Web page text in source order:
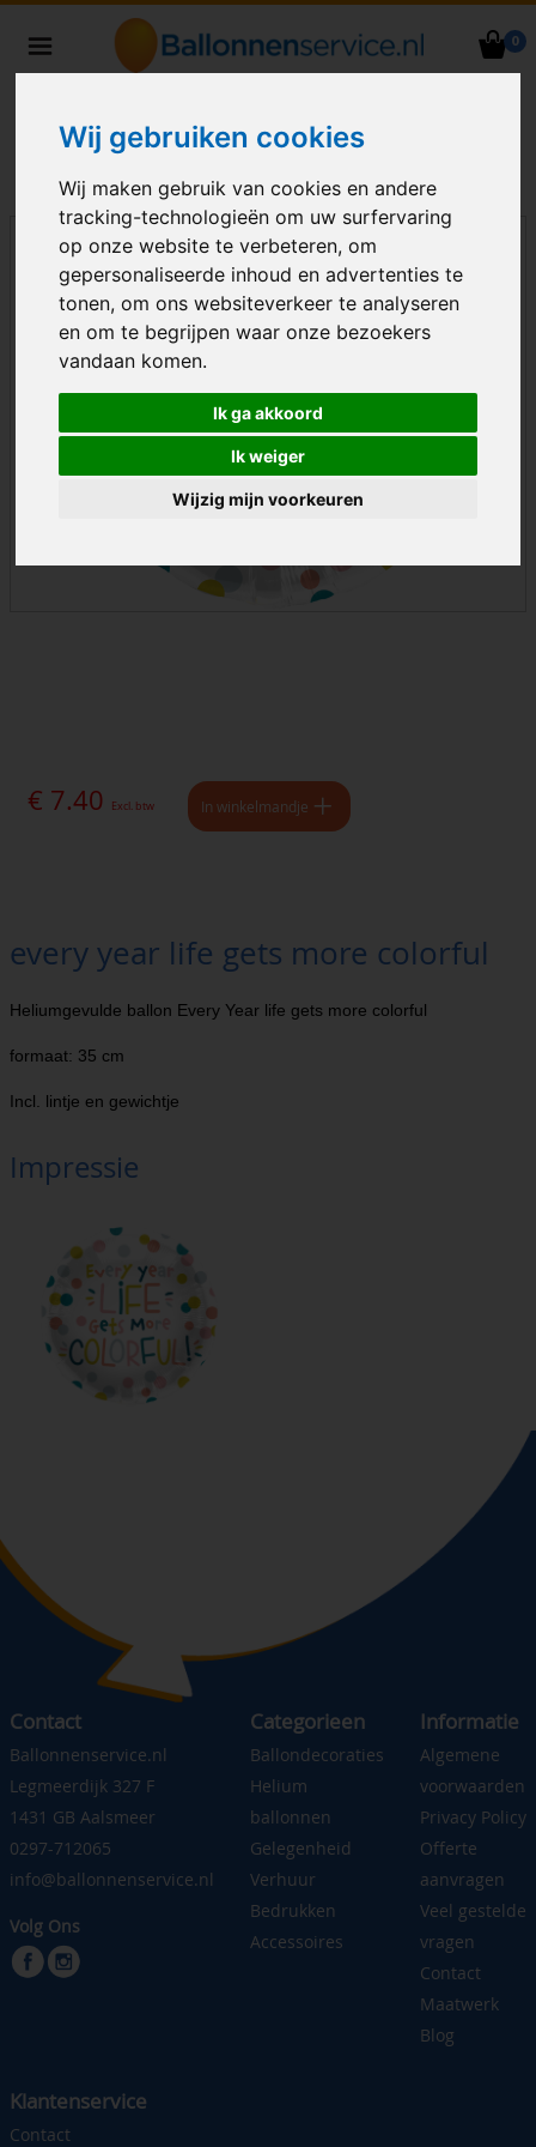
Wij gebruiken cookies
Wij maken gebruik van cookies en andere
tracking-technologieën om uw surfervaring
op onze website te verbeteren, om
gepersonaliseerde inhoud en advertenties te
tonen, om ons websiteverkeer te analyseren
en om te begrijpen waar onze bezoekers
vandaan komen.
Ik ga akkoord
Ik weiger
Wijzig mijn voorkeuren
0
Nederland
€ 7.40 Excl. btw In winkelmandje
every year life gets more colorful
Heliumgevulde ballon Every Year life gets more colorful
formaat: 35 cm
Incl. lintje en gewichtje
Impressie
Contact
Ballonnenservice.nl
Legmeerdijk 327 F
1431 GB Aalsmeer
0297-712065
info@ballonnenservice.nl
Volg Ons
Categorieen
Ballondecoraties
Helium
ballonnen
Gelegenheid
Verhuur
Bedrukken
Accessoires
Informatie
Algemene
voorwaarden
Privacy Policy
Offerte
aanvragen
Veel gestelde
vragen
Contact
Maatwerk
Blog
Klantenservice
Contact